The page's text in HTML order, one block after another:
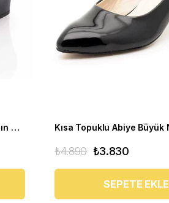
Kısa Topuklu Büyük Numara Kadın Stiletto Abiye Ayakkabı 1023 Siyah - 1023 51012 siy-SİYAH
₺3.830
₺4.890
SEPETE EKLE